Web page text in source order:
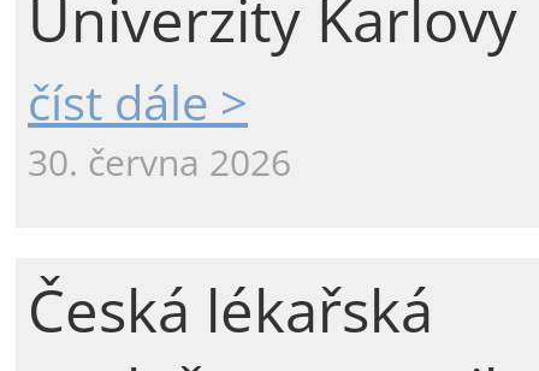
Univerzity Karlovy
číst dále >
30. června 2026
Česká lékařská